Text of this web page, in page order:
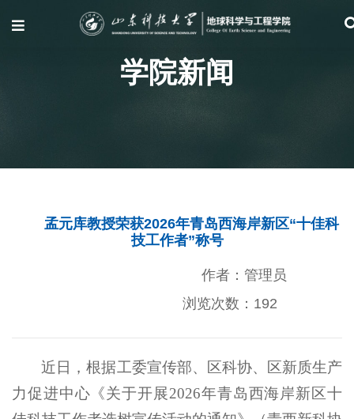
学院新闻
孟元库教授荣获2026年青岛西海岸新区“十佳科
技工作者”称号
作者：管理员
浏览次数： 192
近日，根据工委宣传部、区科协、区新质生产
力促进中心《关于开展2026年青岛西海岸新区十